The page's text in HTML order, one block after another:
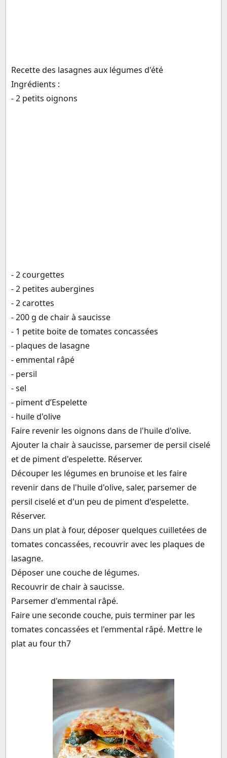
Recette des lasagnes aux légumes d'été
Ingrédients :
- 2 petits oignons
- 2 courgettes
- 2 petites aubergines
- 2 carottes
- 200 g de chair à saucisse
- 1 petite boite de tomates concassées
- plaques de lasagne
- emmental râpé
- persil
- sel
- piment d’Espelette
- huile d'olive
Faire revenir les oignons dans de l'huile d'olive.
Ajouter la chair à saucisse, parsemer de persil ciselé
et de piment d'espelette. Réserver.
Découper les légumes en brunoise et les faire
revenir dans de l'huile d'olive, saler, parsemer de
persil ciselé et d'un peu de piment d'espelette.
Réserver.
Dans un plat à four, déposer quelques cuilletées de
tomates concassées, recouvrir avec les plaques de
lasagne.
Déposer une couche de légumes.
Recouvrir de chair à saucisse.
Parsemer d'emmental râpé.
Faire une seconde couche, puis terminer par les
tomates concassées et l'emmental râpé. Mettre le
plat au four th7